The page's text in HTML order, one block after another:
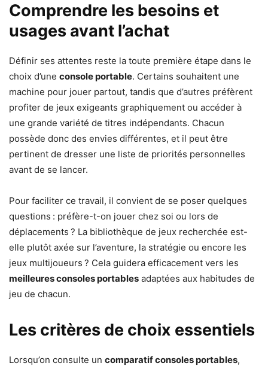
Comprendre les besoins et
usages avant l’achat
Définir ses attentes reste la toute première étape dans le
choix d’une console portable. Certains souhaitent une
machine pour jouer partout, tandis que d’autres préfèrent
profiter de jeux exigeants graphiquement ou accéder à
une grande variété de titres indépendants. Chacun
possède donc des envies différentes, et il peut être
pertinent de dresser une liste de priorités personnelles
avant de se lancer.
Pour faciliter ce travail, il convient de se poser quelques
questions : préfère-t-on jouer chez soi ou lors de
déplacements ? La bibliothèque de jeux recherchée est-
elle plutôt axée sur l’aventure, la stratégie ou encore les
jeux multijoueurs ? Cela guidera efficacement vers les
meilleures consoles portables adaptées aux habitudes de
jeu de chacun.
Les critères de choix essentiels
Lorsqu’on consulte un comparatif consoles portables,